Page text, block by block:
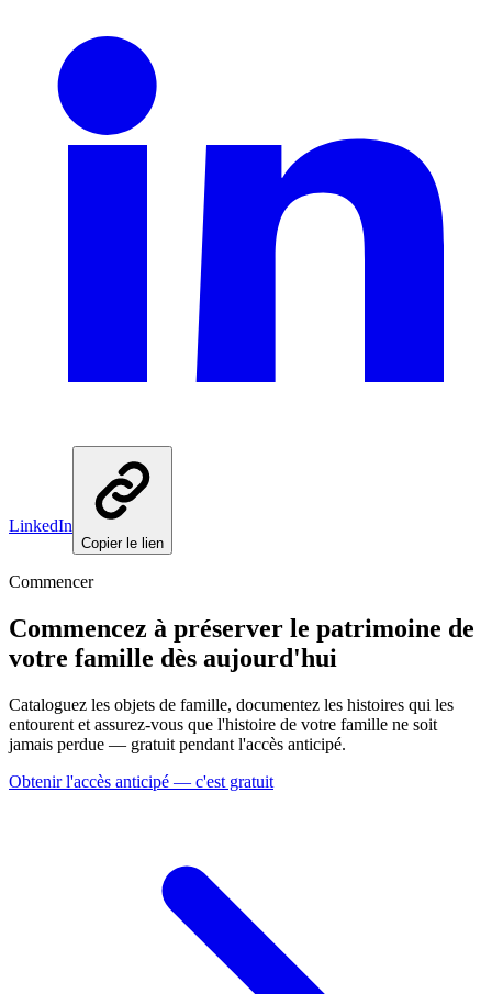
LinkedIn
Copier le lien
Commencer
Commencez à préserver le patrimoine de
votre famille dès aujourd'hui
Cataloguez les objets de famille, documentez les histoires qui les
entourent et assurez-vous que l'histoire de votre famille ne soit
jamais perdue — gratuit pendant l'accès anticipé.
Obtenir l'accès anticipé — c'est gratuit